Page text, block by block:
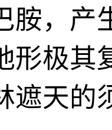
胺，产
形极其
遮天的